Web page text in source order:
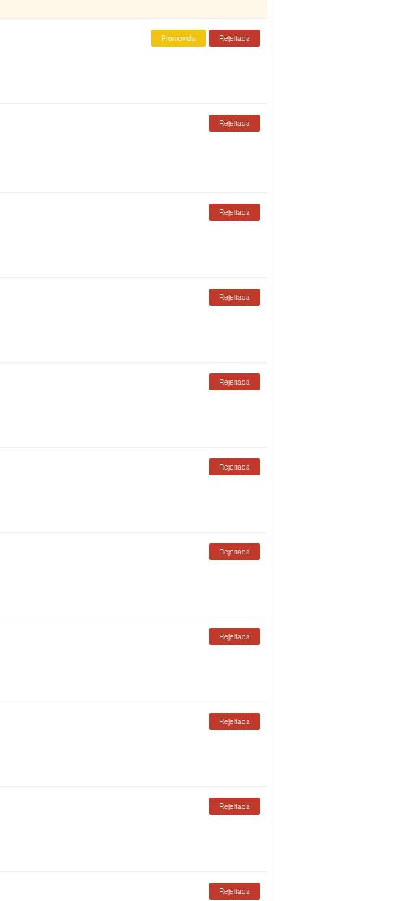
Promovida Rejeitada
Rejeitada
Rejeitada
Rejeitada
Rejeitada
Rejeitada
Rejeitada
Rejeitada
Rejeitada
Rejeitada
Rejeitada